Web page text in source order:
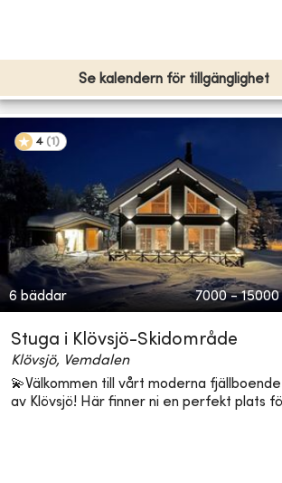
Se kalendern för tillgänglighet
4 (1 )
6 bäddar 7000 - 15000
Stuga i Klövsjö-Skidområde
Klövsjö, Vemdalen
💫Välkommen till vårt moderna
av Klövsjö! Här finner ni en perfekt plats